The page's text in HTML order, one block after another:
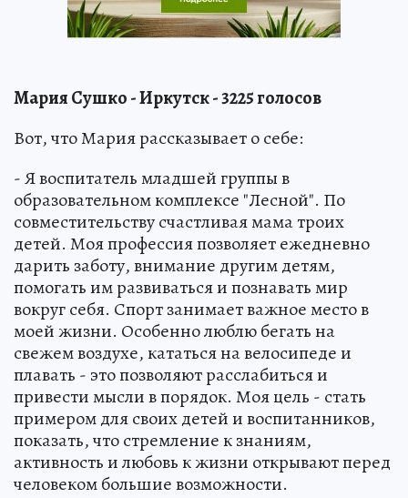
Мария Сушко - Иркутск - 3225 голосов
Вот, что Мария рассказывает о себе:
- Я воспитатель младшей группы в
образовательном комплексе "Лесной". По
совместительству счастливая мама троих
детей. Моя профессия позволяет ежедневно
дарить заботу, внимание другим детям,
помогать им развиваться и познавать мир
вокруг себя. Спорт занимает важное место в
моей жизни. Особенно люблю бегать на
свежем воздухе, кататься на велосипеде и
плавать - это позволяют расслабиться и
привести мысли в порядок. Моя цель - стать
примером для своих детей и воспитанников,
показать, что стремление к знаниям,
активность и любовь к жизни открывают перед
человеком большие возможности.